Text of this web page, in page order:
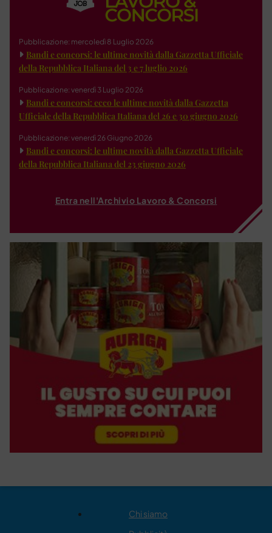
Pubblicazione: mercoledì 8 Luglio 2026
Bandi e concorsi: le ultime novità dalla Gazzetta Ufficiale
della Repubblica Italiana del 3 e 7 luglio 2026
Pubblicazione: venerdì 3 Luglio 2026
Bandi e concorsi: ecco le ultime novità dalla Gazzetta
Ufficiale della Repubblica Italiana del 26 e 30 giugno 2026
Pubblicazione: venerdì 26 Giugno 2026
Bandi e concorsi: le ultime novità dalla Gazzetta Ufficiale
della Repubblica Italiana del 23 giugno 2026
Entra nell'Archivio Lavoro & Concorsi
Chi siamo